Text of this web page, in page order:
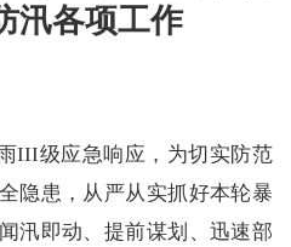
汛各项工作
III级应急响应，为切实防范
隐患，从严从实抓好本轮暴
汛即动、提前谋划、迅速部